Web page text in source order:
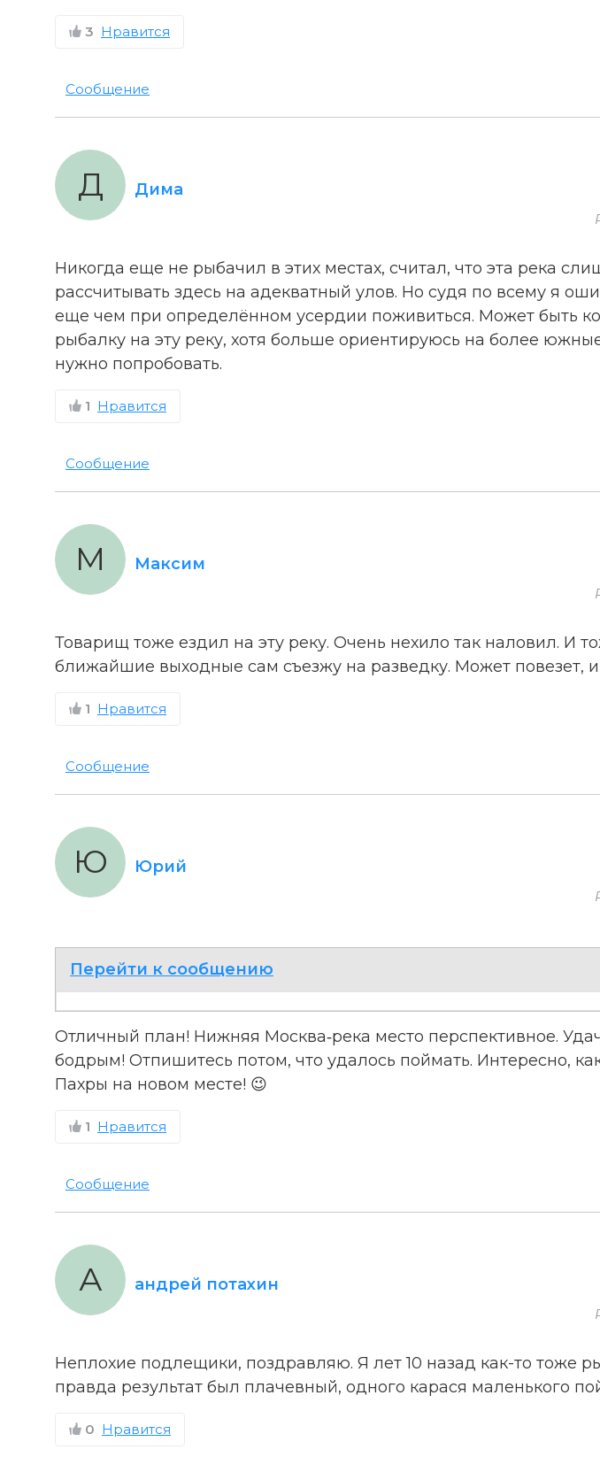
3 Нравится
Сообщение
Дима
Д
Никогда еще не рыбачил в этих местах, считал, что эта река
рассчитывать здесь на адекватный улов. Но судя по всему я
еще чем при определённом усердии поживиться. Может быть
рыбалку на эту реку, хотя больше ориентируюсь на более
нужно попробовать.
1 Нравится
Сообщение
Максим
М
Товарищ тоже ездил на эту реку. Очень нехило так наловил. И
ближайшие выходные сам съезжу на разведку. Может повезет, и
1 Нравится
Сообщение
Юрий
Ю
Перейти к сообщению
Отличный план! Нижняя Москва‑река место перспективное.
бодрым! Отпишитесь потом, что удалось поймать. Интересно,
Пахры на новом месте! 😉
1 Нравится
Сообщение
андрей потахин
А
Неплохие подлещики, поздравляю. Я лет 10 назад как-то тоже
правда результат был плачевный, одного карася маленького
0 Нравится